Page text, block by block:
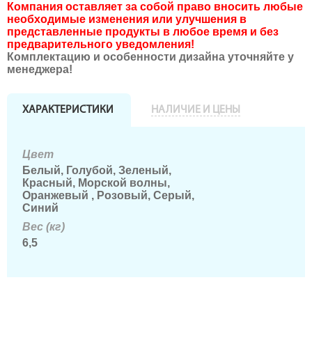
Компания оставляет за собой право вносить любые
необходимые изменения или улучшения в
представленные продукты в любое время и без
предварительного уведомления!
Комплектацию и особенности дизайна уточняйте у
менеджера!
ХАРАКТЕРИСТИКИ НАЛИЧИЕ И ЦЕНЫ
Цвет
Белый, Голубой, Зеленый,
Красный, Морской волны,
Оранжевый , Розовый, Серый,
Синий
Вес (кг)
6,5